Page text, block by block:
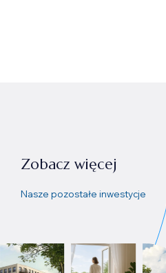
Zobacz więcej
Nasze pozostałe inwestycje